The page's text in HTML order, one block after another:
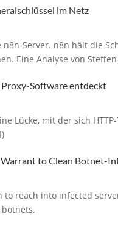
im Netz
Server. n8n hält die
Eine Analyse von
Proxy-Software entdeckt
Lücke, mit der sich
to Clean Botnet-
to reach into infected